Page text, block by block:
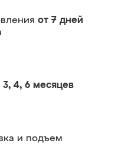
от 7 дней
3, 4, 6 месяцев
и подъем